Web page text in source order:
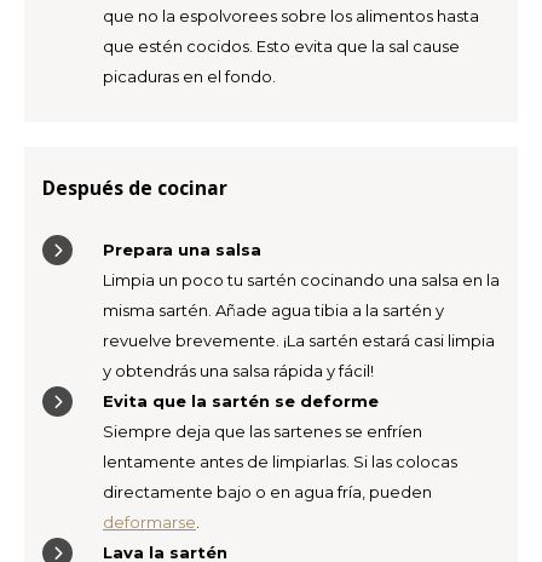
que no la espolvorees sobre los alimentos hasta
que estén cocidos. Esto evita que la sal cause
picaduras en el fondo.
Después de cocinar
Prepara una salsa
Limpia un poco tu sartén cocinando una salsa en la
misma sartén. Añade agua tibia a la sartén y
revuelve brevemente. ¡La sartén estará casi limpia
y obtendrás una salsa rápida y fácil!
Evita que la sartén se deforme
Siempre deja que las sartenes se enfríen
lentamente antes de limpiarlas. Si las colocas
directamente bajo o en agua fría, pueden
deformarse
Lava la sartén